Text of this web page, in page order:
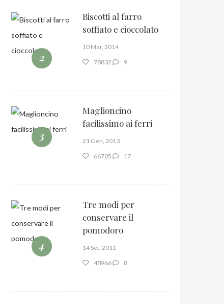
2
Biscotti al farro
soffiato e cioccolato
10 Mar, 2014
78832
9
3
Maglioncino
facilissimo ai ferri
21 Gen, 2013
66705
17
4
Tre modi per
conservare il
pomodoro
14 Set, 2011
48966
8